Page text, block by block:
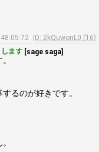
ID: 2kQuwonL0 (16)
ます [sage saga]
るのが好きです。